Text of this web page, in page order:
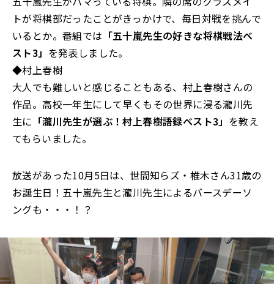
トが将棋部だったことがきっかけで、毎日対戦を挑んで
いるとか。番組では 「五十嵐先生の好きな将棋戦法ベ
スト3」 を発表しました。
◆村上春樹
大人でも難しいと感じることもある、村上春樹さんの
作品。高校一年生にして早くもその世界に浸る瀧川先
生に 「瀧川先生が選ぶ！村上春樹語録ベスト3」 を教え
てもらいました。
放送があった10月5日は、世間知らズ・椎木さん31歳の
お誕生日！五十嵐先生と瀧川先生によるバースデーソ
ングも・・・！？